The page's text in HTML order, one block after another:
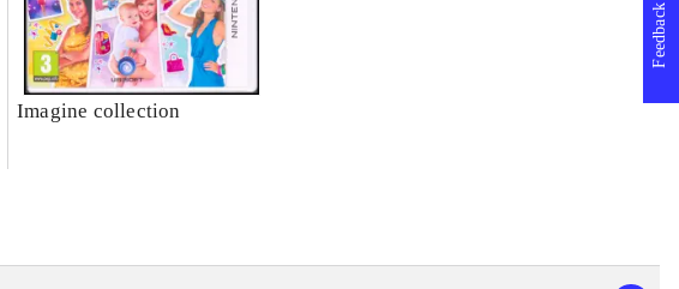
Imagine collection
Feedback